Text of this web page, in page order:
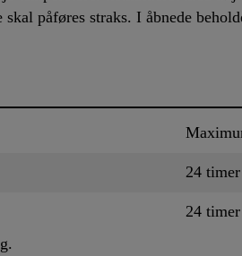
påføres straks. I åbnede
24 timer
24 timer